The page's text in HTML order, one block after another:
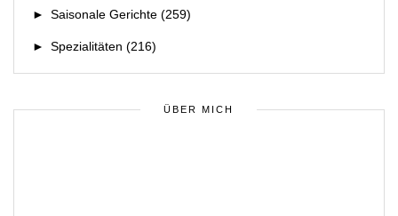
► Saisonale Gerichte (259)
► Spezialitäten (216)
ÜBER MICH